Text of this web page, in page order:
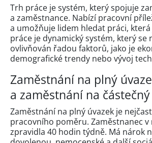
Trh práce je systém, který spojuje
a zaměstnance. Nabízí pracovní
a umožňuje lidem hledat práci,
práce je dynamický systém, který se
ovlivňován řadou faktorů, jako je
demografické trendy nebo vývoj
Zaměstnání na plný
a zaměstnání na
Zaměstnání na plný úvazek je
pracovního poměru. Zaměstnanec
zpravidla 40 hodin týdně. Má nárok